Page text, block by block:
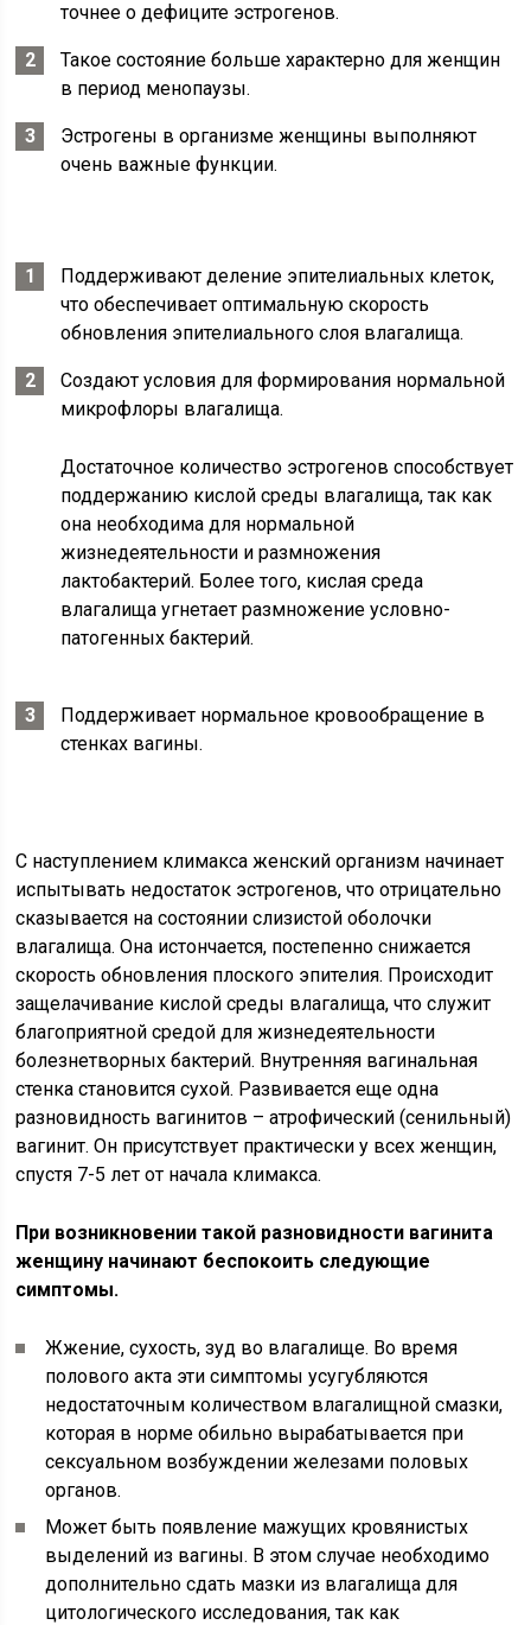
точнее о дефиците эстрогенов.
Такое состояние больше характерно для женщин
в период менопаузы.
Эстрогены в организме женщины выполняют
очень важные функции.
Поддерживают деление эпителиальных клеток,
что обеспечивает оптимальную скорость
обновления эпителиального слоя влагалища.
Создают условия для формирования нормальной
микрофлоры влагалища.
Достаточное количество эстрогенов способствует
поддержанию кислой среды влагалища, так как
она необходима для нормальной
жизнедеятельности и размножения
лактобактерий. Более того, кислая среда
влагалища угнетает размножение условно-
патогенных бактерий.
Поддерживает нормальное кровообращение в
стенках вагины.
С наступлением климакса женский организм начинает
испытывать недостаток эстрогенов, что отрицательно
сказывается на состоянии слизистой оболочки
влагалища. Она истончается, постепенно снижается
скорость обновления плоского эпителия. Происходит
защелачивание кислой среды влагалища, что служит
благоприятной средой для жизнедеятельности
болезнетворных бактерий. Внутренняя вагинальная
стенка становится сухой. Развивается еще одна
разновидность вагинитов – атрофический (сенильный)
вагинит. Он присутствует практически у всех женщин,
спустя 7-5 лет от начала климакса.
При возникновении такой разновидности вагинита
женщину начинают беспокоить следующие
симптомы.
Жжение, сухость, зуд во влагалище. Во время
полового акта эти симптомы усугубляются
недостаточным количеством влагалищной смазки,
которая в норме обильно вырабатывается при
сексуальном возбуждении железами половых
органов.
Может быть появление мажущих кровянистых
выделений из вагины. В этом случае необходимо
дополнительно сдать мазки из влагалища для
цитологического исследования, так как